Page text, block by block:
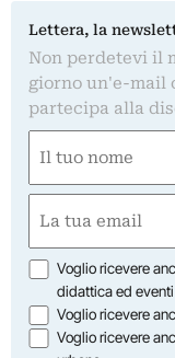
Lettera, la
Non perdetevi il
giorno un'e-mail
partecipa alla
(Obbligatorio)
Nome
(Obbligatorio)
Opzioni
Voglio ricevere
didattica ed
Voglio ricevere
Voglio ricevere